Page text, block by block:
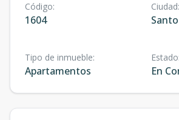
Código:
1604
Ciudad:
Tipo de inmueble:
Apartamentos
Estado
En